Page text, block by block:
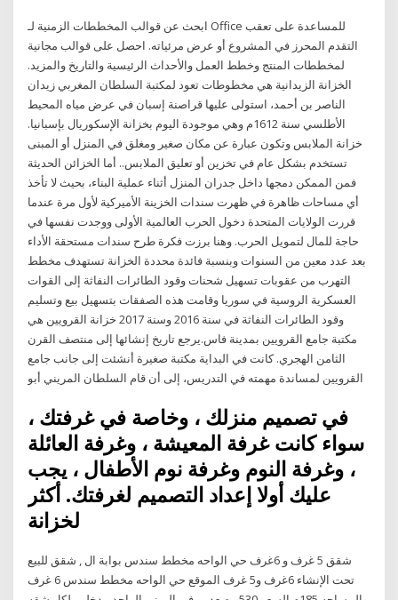
ابحث عن قوالب المخططات الزمنية لـ Office للمساعدة على تعقب
التقدم المحرز في المشروع أو عرض مرئياته. احصل على قوالب مجانية
لمخططات المنتج وخطط العمل والأحداث الرئيسية والتاريخ والمزيد.
الخزانة الزيدانية هي مخطوطات تعود لمكتبة السلطان المغربي زيدان
الناصر بن أحمد، استولى عليها قراصنة إسبان في عرض مياه المحيط
الأطلسي سنة 1612م وهي موجودة اليوم بخزانة الإسكوريال بإسبانيا.
خزانة الملابس وتكون عبارة عن مكان صغير ومغلق في المنزل أو المبنى
تستخدم بشكل عام في تخزين أو تعليق الملابس.. أما الخزائن الحديثة
فمن الممكن دمجها داخل جدران المنزل أثناء عملية البناء، بحيث لا تأخذ
أي مساحات ظاهرة في ظهرت سندات الخزينة الأميركية لأول مرة عندما
قررت الولايات المتحدة دخول الحرب العالمية الأولى ووجدت نفسها في
حاجة للمال لتمويل الحرب. وهنا برزت فكرة طرح سندات مستحقة الأداء
بعد عدد معين من السنوات وبنسبة فائدة محددة الخزانة تستهدف مخطط
التهرب من عقوبات تسهيل شحنات وقود الطائرات النفاثة إلى القوات
العسكرية الروسية في سوريا وقامت هذه الصفقات بتسهيل بيع وتسليم
وقود الطائرات النفاثة في سنة 2016 وسنة 2017 خزانة القرويين هي
مكتبة جامع القرويين بمدينة فاس.يرجع تاريخ إنشائها إلى منتصف القرن
الثامن الهجري. كانت في البداية مكتبة صغيرة أنشئت إلى جانب جامع
القرويين لمساندة مهمته في التدريس، إلى أن قام السلطان المريني أبو
في تصميم منزلك ، وخاصة في غرفتك ،
سواء كانت غرفة المعيشة ، وغرفة العائلة
، وغرفة النوم وغرفة نوم الأطفال ، يجب
عليك أولا إعداد التصميم لغرفتك. أكثر
شقق 5 غرف و 6غرف حي الواحه مخطط سندس بوابة ال , شقق للبيع
تحت الإنشاء 6غرف و5 غرف الموقع حي الواحه مخطط سندس 6 غرف